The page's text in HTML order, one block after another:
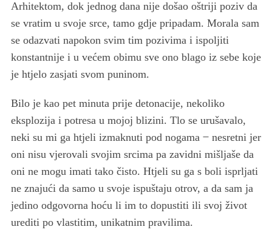
Arhitektom, dok jednog dana nije došao oštriji poziv da
se vratim u svoje srce, tamo gdje pripadam. Morala sam
se odazvati napokon svim tim pozivima i ispoljiti
konstantnije i u većem obimu sve ono blago iz sebe koje
je htjelo zasjati svom puninom.
Bilo je kao pet minuta prije detonacije, nekoliko
eksplozija i potresa u mojoj blizini. Tlo se urušavalo,
neki su mi ga htjeli izmaknuti pod nogama ̶ nesretni jer
oni nisu vjerovali svojim srcima pa zavidni mišljaše da
oni ne mogu imati tako čisto. Htjeli su ga s boli isprljati
ne znajući da samo u svoje ispuštaju otrov, a da sam ja
jedino odgovorna hoću li im to dopustiti ili svoj život
urediti po vlastitim, unikatnim pravilima.